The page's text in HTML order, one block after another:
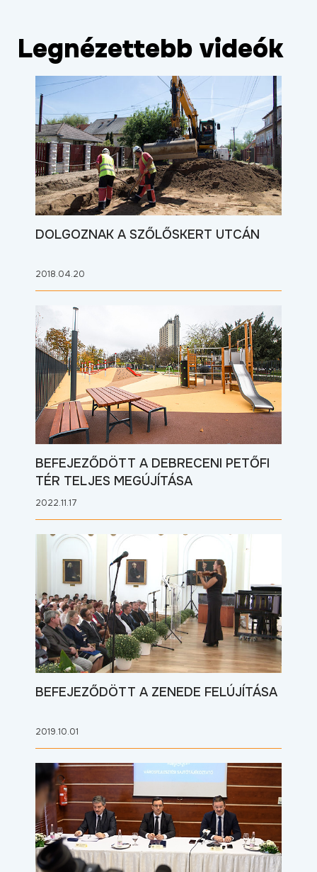
Legnézettebb videók
DOLGOZNAK A SZŐLŐSKERT UTCÁN
2018.04.20
BEFEJEZŐDÖTT A DEBRECENI PETŐFI
TÉR TELJES MEGÚJÍTÁSA
2022.11.17
BEFEJEZŐDÖTT A ZENEDE FELÚJÍTÁSA
2019.10.01